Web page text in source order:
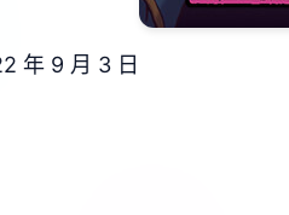
年 9 月 3 日